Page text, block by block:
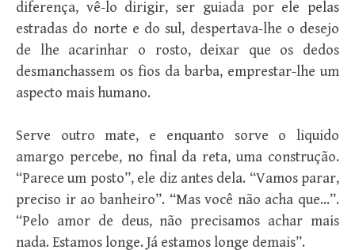
diferença, vê-lo dirigir, ser guiada por ele pelas
estradas do norte e do sul, despertava-lhe o desejo
de lhe acarinhar o rosto, deixar que os dedos
desmanchassem os fios da barba, emprestar-lhe um
aspecto mais humano.
Serve outro mate, e enquanto sorve o liquido
amargo percebe, no final da reta, uma construção.
“Parece um posto”, ele diz antes dela. “Vamos parar,
preciso ir ao banheiro”. “Mas você não acha que…”.
“Pelo amor de deus, não precisamos achar mais
nada. Estamos longe. Já estamos longe demais”.